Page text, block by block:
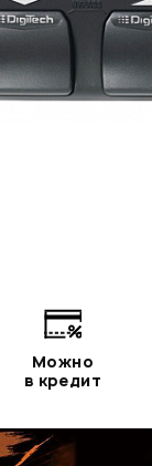
Можно
в кредит